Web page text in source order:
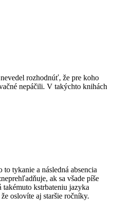
rozhodnúť, že pre koho
nepáčili. V takýchto knihách
tykanie a následná absencia
ak sa všade píše
kstrbateniu jazyka
oslovíte aj staršie ročníky.